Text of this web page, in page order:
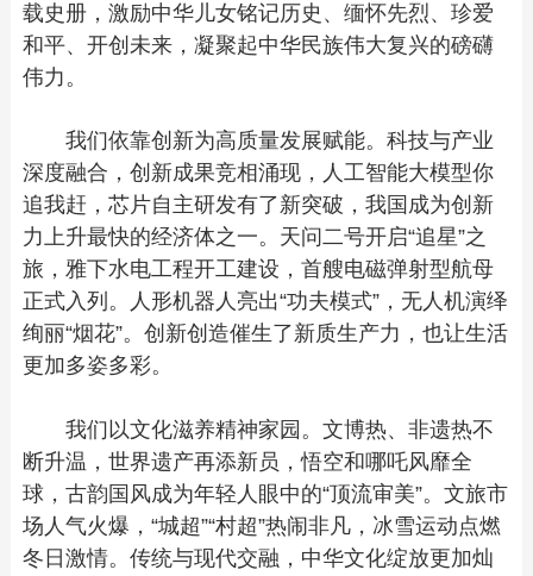
载史册，激励中华儿女铭记历史、缅怀先烈、珍爱
和平、开创未来，凝聚起中华民族伟大复兴的磅礴
伟力。
我们依靠创新为高质量发展赋能。科技与产业
深度融合，创新成果竞相涌现，人工智能大模型你
追我赶，芯片自主研发有了新突破，我国成为创新
力上升最快的经济体之一。天问二号开启“追星”之
旅，雅下水电工程开工建设，首艘电磁弹射型航母
正式入列。人形机器人亮出“功夫模式”，无人机演绎
绚丽“烟花”。创新创造催生了新质生产力，也让生活
更加多姿多彩。
我们以文化滋养精神家园。文博热、非遗热不
断升温，世界遗产再添新员，悟空和哪吒风靡全
球，古韵国风成为年轻人眼中的“顶流审美”。文旅市
场人气火爆，“城超”“村超”热闹非凡，冰雪运动点燃
冬日激情。传统与现代交融，中华文化绽放更加灿